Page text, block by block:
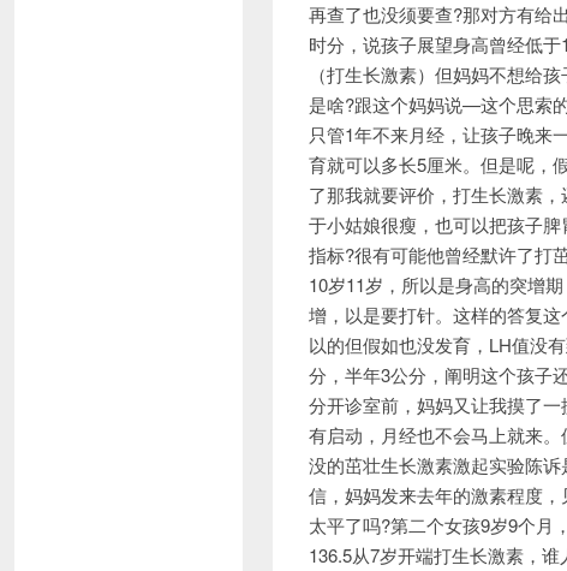
再查了也没须要查?那对方有给
时分，说孩子展望身高曾经低
（打生长激素）但妈妈不想给
是啥?跟这个妈妈说—这个思索
只管1年不来月经，让孩子晚来
育就可以多长5厘米。但是呢，
了那我就要评价，打生长激素
于小姑娘很瘦，也可以把孩子
指标?很有可能他曾经默许了打
10岁11岁，所以是身高的突增
增，以是要打针。这样的答复
以的但假如也没发育，LH值没
分，半年3公分，阐明这个孩子
分开诊室前，妈妈又让我摸了
有启动，月经也不会马上就来
没的茁壮生长激素激起实验陈
信，妈妈发来去年的激素程度
太平了吗?第二个女孩9岁9个月
136.5从7岁开端打生长激素，